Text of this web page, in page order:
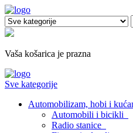
Vaša košarica je prazna
Sve kategorije
Automobilizam, hobi i
Automobili i bicikli
Radio stanice